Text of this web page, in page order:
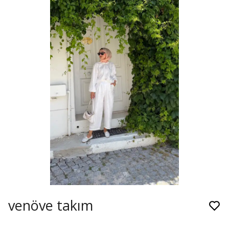
venöve takım